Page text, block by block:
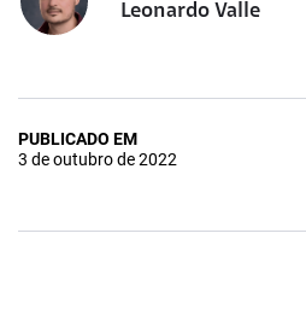
Leonardo Valle
PUBLICADO EM
3 de outubro de 2022